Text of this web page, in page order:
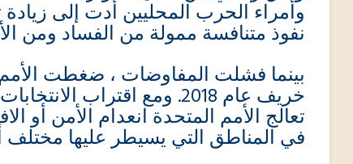
وأمراء الحرب المحليين أدت إلى
نفوذ متنافسة ممولة من الفساد ومن
بينما فشلت المفاوضات ، ضغطت الأمم
خريف عام 2018. ومع اقتراب
تعالج الأمم المتحدة انعدام الأمن أو
في المناطق التي يسيطر عليها مختلف